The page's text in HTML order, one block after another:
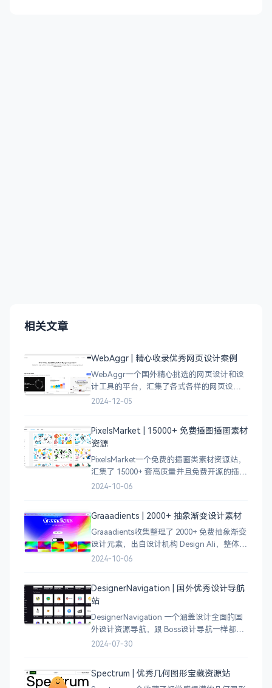
相关文章
WebAggr | 精心收录优秀网页设计案例
WebAggr一个国外精心挑选的网页设计和设
计工具的平台，汇集了各式各样的网页设计
案例，涵盖个人博客、时尚、设计、机构、
计，应
2024-12-05
PixelsMarket | 15000+ 免费插图插画素材
资源
PixelsMarket一个免费的插画类素材资源站，
汇集了 15000+ 套高质量并且免费开源的插图
插画和图标资源。
2024-10-06
Graaadients | 2000+ 抽象渐变设计素材
Graaadients收集整理了 2000+ 免费抽象渐变
设计元素，出自设计机构 Design Ali，整体渐
变色比较鲜艳，更像是 AI 生成的元素，需要
2024-10-06
DesignerNavigation | 国外优秀设计导航
站
DesignerNavigation 一个涵盖设计全面的国
外设计资源导航，跟 Boss设计导航一样都是
分门别类的划分设计灵感、资讯、UI 资源、
2024-07-30
Spectrum | 优秀几何图形宝藏资源站